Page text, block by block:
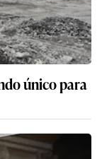
único para